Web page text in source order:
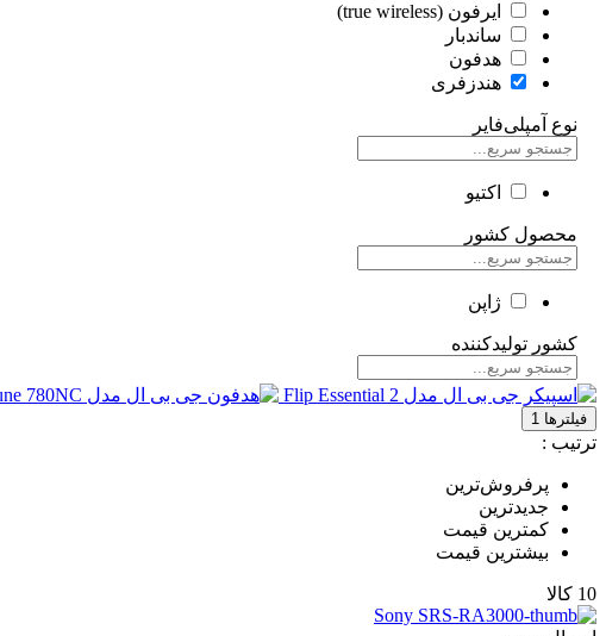
ایرفون (true wireless)
ساندبار
هدفون
هندزفری
نوع آمپلی‌فایر
اکتیو
محصول کشور
ژاپن
کشور تولیدکننده
مالزی
تعداد قطعات محصول
1
ابعاد ساندبار
فیلترها 1
ترتیب :
پرفروش‌ترین
جدیدترین
کمترین قیمت
بیشترین قیمت
10 کالا